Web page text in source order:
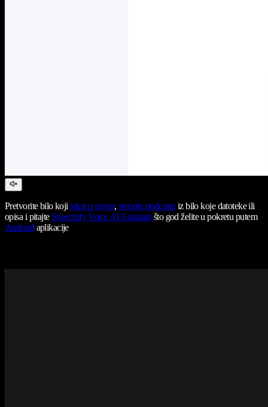
Pretvorite bilo kojitekst u govor, stvorite podcasteiz bilo koje datoteke ili
opisa i pitajte Speechify Voice AI Assistantšto god želite u pokretu putem
Androidaplikacije